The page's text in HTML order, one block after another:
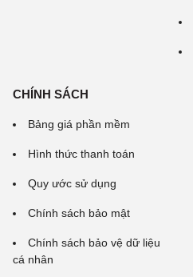
CHÍNH SÁCH
Bảng giá phần mềm
Hình thức thanh toán
Quy ước sử dụng
Chính sách bảo mật
Chính sách bảo vệ dữ liệu
cá nhân